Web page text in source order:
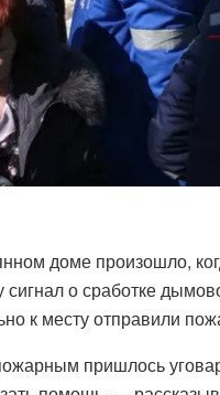
доме произошло,
сигнал о сработке
к месту отправили
пришлось